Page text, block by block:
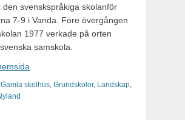
den svenskspråkiga skolanför
7-9 i Vanda. Före övergången
1977 verkade på orten
samskola.
Gamla skolhus, Grundskolor, Landskap,